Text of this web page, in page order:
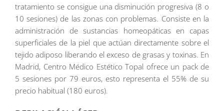
tratamiento se consigue una disminución progresiva (8 o
10 sesiones) de las zonas con problemas. Consiste en la
administración de sustancias homeopáticas en capas
superficiales de la piel que actúan directamente sobre el
tejido adiposo liberando el exceso de grasas y toxinas. En
Madrid, Centro Médico Estético Topal ofrece un pack de
5 sesiones por 79 euros, esto representa el 55% de su
precio habitual (180 euros).